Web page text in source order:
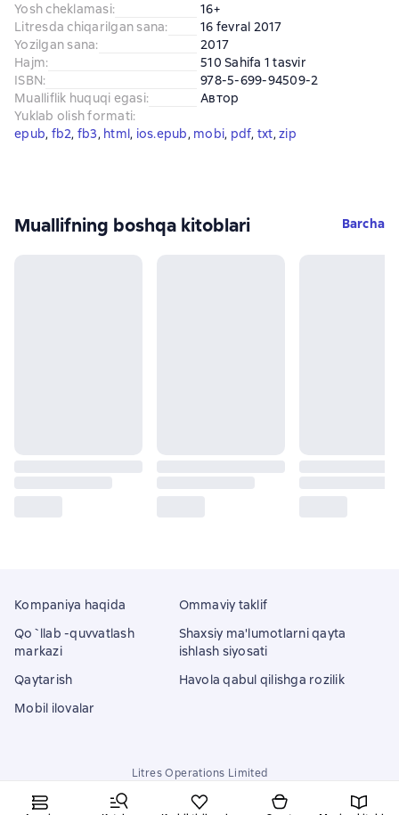
Yosh cheklamasi:
16+
Litresda chiqarilgan sana:
16 fevral 2017
Yozilgan sana:
2017
Hajm:
510 Sahifa 1 tasvir
ISBN:
978-5-699-94509-2
Mualliflik huquqi egasi:
Автор
Yuklab olish formati:
epub, fb2, fb3, html, ios.epub, mobi, pdf, txt, zip
Muallifning boshqa kitoblari Barcha
Kompaniya haqida
Qo`llab -quvvatlash
markazi
Qaytarish
Mobil ilovalar
Ommaviy taklif
Shaxsiy ma'lumotlarni qayta
ishlash siyosati
Havola qabul qilishga rozilik
Litres Operations Limited